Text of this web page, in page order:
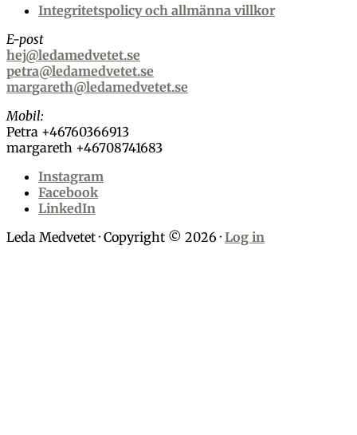
FooterIntegritetspolicy och allmänna villkor
E-post
hej@ledamedvetet.se
petra@ledamedvetet.se
margareth@ledamedvetet.se
Mobil:
Petra +46760366913
margareth +46708741683
Instagram
Facebook
LinkedIn
Leda Medvetet · Copyright © 2026 · Log in